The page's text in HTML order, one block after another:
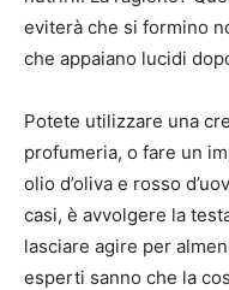
eviterà che si formino
che appaiano lucidi
Potete utilizzare una
profumeria, o fare un
olio d’oliva e rosso
casi, è avvolgere la
lasciare agire per
esperti sanno che la